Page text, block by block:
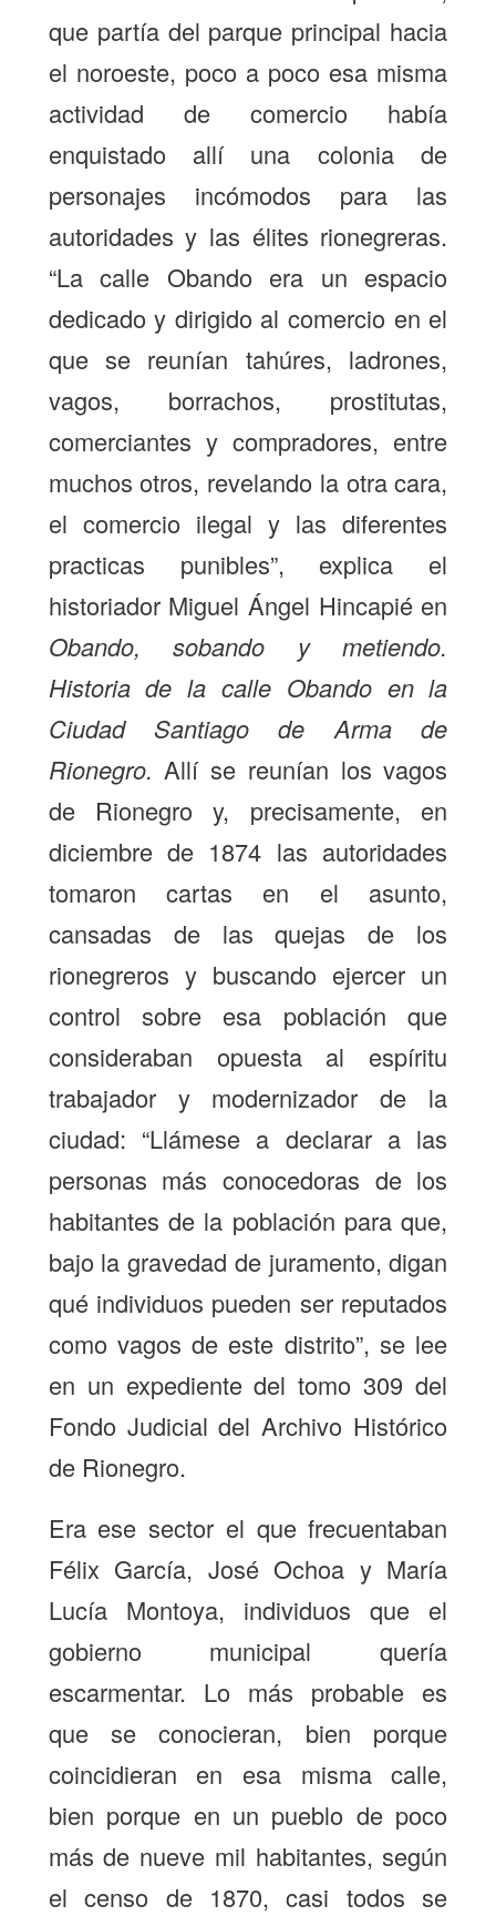
que partía del parque principal hacia
el noroeste, poco a poco esa misma
actividad de comercio había
enquistado allí una colonia de
personajes incómodos para las
autoridades y las élites rionegreras.
“La calle Obando era un espacio
dedicado y dirigido al comercio en el
que se reunían tahúres, ladrones,
vagos, borrachos, prostitutas,
comerciantes y compradores, entre
muchos otros, revelando la otra cara,
el comercio ilegal y las diferentes
practicas punibles”, explica el
historiador Miguel Ángel Hincapié en
Obando, sobando y metiendo.
Historia de la calle Obando en la
Ciudad Santiago de Arma de
Rionegro. Allí se reunían los vagos
de Rionegro y, precisamente, en
diciembre de 1874 las autoridades
tomaron cartas en el asunto,
cansadas de las quejas de los
rionegreros y buscando ejercer un
control sobre esa población que
consideraban opuesta al espíritu
trabajador y modernizador de la
ciudad: “Llámese a declarar a las
personas más conocedoras de los
habitantes de la población para que,
bajo la gravedad de juramento, digan
qué individuos pueden ser reputados
como vagos de este distrito”, se lee
en un expediente del tomo 309 del
Fondo Judicial del Archivo Histórico
de Rionegro.
Era ese sector el que frecuentaban
Félix García, José Ochoa y María
Lucía Montoya, individuos que el
gobierno municipal quería
escarmentar. Lo más probable es
que se conocieran, bien porque
coincidieran en esa misma calle,
bien porque en un pueblo de poco
más de nueve mil habitantes, según
el censo de 1870, casi todos se